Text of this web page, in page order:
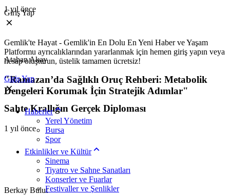
1 yıl önce
Sahte Krallığın Gerçek Diploması
1 yıl önce
Atahan Akay
"Ramazan’da Sağlıklı Oruç Rehberi: Metabolik
Dengeleri Korumak İçin Stratejik Adımlar"
Berkay Bulut
Giriş Yap
Gemlik'te Hayat - Gemlik'in En Dolu En Yeni Haber ve Yaşam
Platformu ayrıcalıklarından yararlanmak için hemen giriş yapın veya
hesap oluşturun, üstelik tamamen ücretsiz!
Giriş Yap
Haberler
Yerel Yönetim
Bursa
Spor
Etkinlikler ve Kültür
Sinema
Tiyatro ve Sahne Sanatları
Konserler ve Fuarlar
Festivaller ve Şenlikler